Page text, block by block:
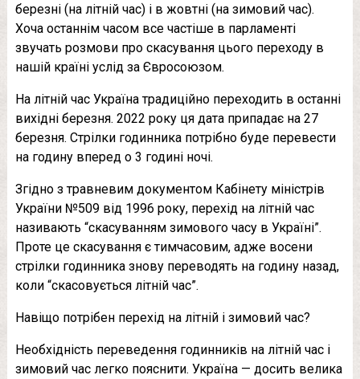
березні (на літній час) і в жовтні (на зимовий час).
Хоча останнім часом все частіше в парламенті
звучать розмови про скасування цього переходу в
нашій країні услід за Євросоюзом.
На літній час Україна традиційно переходить в останні
вихідні березня. 2022 року ця дата припадає на 27
березня. Стрілки годинника потрібно буде перевести
на годину вперед о 3 годині ночі.
Згідно з травневим документом Кабінету міністрів
України №509 від 1996 року, перехід на літній час
називають “скасуванням зимового часу в Україні”.
Проте це скасування є тимчасовим, адже восени
стрілки годинника знову переводять на годину назад,
коли “скасовується літній час”.
Навіщо потрібен перехід на літній і зимовий час?
Необхідність переведення годинників на літній час і
зимовий час легко пояснити. Україна — досить велика